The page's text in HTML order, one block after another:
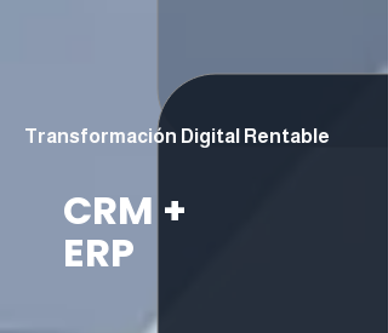
Transformación Digital Rentable
CRM +
ERP